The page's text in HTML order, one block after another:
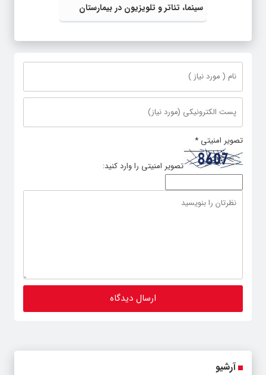
سینما، تئاتر و تلویزیون در بیمارستان
بستری شد
تصویر امنیتی *
تصویر امنیتی را وارد کنید:
آرشیو